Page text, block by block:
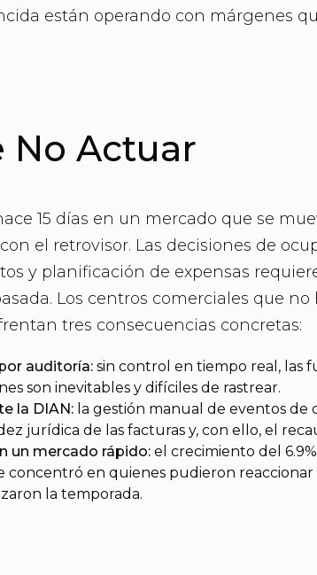
están operando con márgenes
No Actuar
15 días en un mercado que se
el retrovisor. Las decisiones de
y planificación de expensas
Los centros comerciales que no
tres consecuencias concretas:
auditoría: sin control en tiempo real, las
son inevitables y difíciles de rastrear.
la DIAN: la gestión manual de eventos de
jurídica de las facturas y, con ello, el
un mercado rápido: el crecimiento del
concentró en quienes pudieron reaccionar
la temporada.